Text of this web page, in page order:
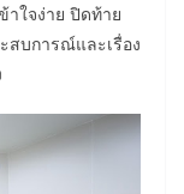
ใจง่าย ปิดท้าย
สบการณ์และเรื่อง